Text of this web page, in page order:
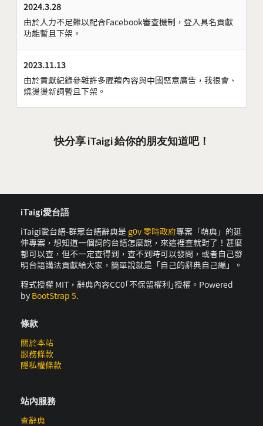
2024.3.28
由於人力不足難以配合Facebook審查機制，登入具名貢獻
功能暫且下架。
2023.11.13
由於貢獻紀錄參雜許多腥羶內容與中國惡意廣告，我很會、
燒燙燙新詞暫且下架。
快分享 iTaigi 給你的朋友知道吧！
iTaigi愛台語
iTaigi愛台語-群眾台語辭典是 g0v 零時政府專案「萌典」的延
伸專案，想知道一個詞的台語怎麼說，來這裡查就對了！甚麼
都可以查，但不一定查得到，查不到時可以發問，或者自己發
明台語講法貢獻給大家，簡單說就是「自己的辭典自己編」。
程式授權 MIT，辭典內容CC0｢不保留權利｣授權。Powered
by BootStrap 5.
條款
關於本站
服務條款
隱私權條款
站內服務
查辭典